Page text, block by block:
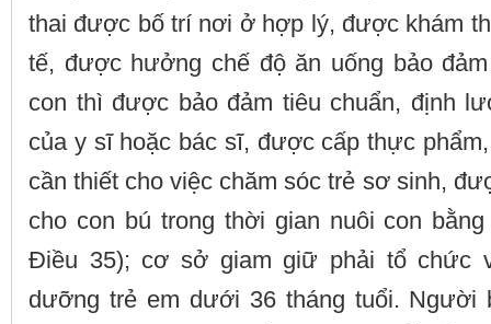
thai được bố trí nơi ở hợp lý, được khám
tế, được hưởng chế độ ăn uống bảo
con thì được bảo đảm tiêu chuẩn, định
của y sĩ hoặc bác sĩ, được cấp thực
cần thiết cho việc chăm sóc trẻ sơ sinh,
cho con bú trong thời gian nuôi con
Điều 35); cơ sở giam giữ phải tổ chức
dưỡng trẻ em dưới 36 tháng tuổi.